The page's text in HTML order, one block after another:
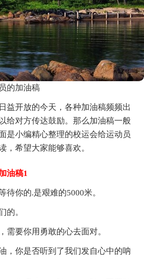
的加油稿
益开放的今天，各种加油稿频频出
给对方传达鼓励。那么加油稿一般
是小编精心整理的校运会给运动员
，希望大家能够喜欢。
油稿1
待你的.是艰难的5000米。
的。
需要你用勇敢的心去面对。
，你是否听到了我们发自心中的呐